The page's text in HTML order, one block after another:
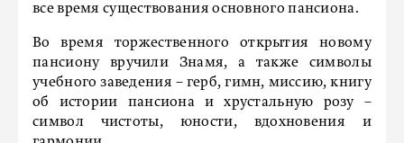
все время существования основного пансиона.
Во время торжественного открытия новому
пансиону вручили Знамя, а также символы
учебного заведения – герб, гимн, миссию, книгу
об истории пансиона и хрустальную розу –
символ чистоты, юности, вдохновения и